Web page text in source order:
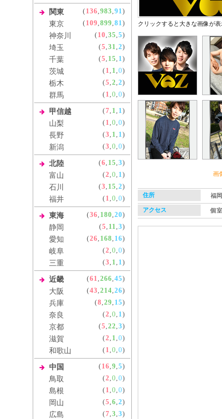
関東 ( 136,983,91)
東京 ( 109,899,81)
神奈川 ( 10,35,5)
埼玉 (5,31,2)
千葉 (5, 15, 1)
茨城 ( 1, 1,0)
栃木 (5,2,2)
群馬 ( 1,0,0)
甲信越 (7, 1, 1)
山梨 ( 1,0,0)
長野 (3, 1, 1)
新潟 (3,0,0)
北陸 (6, 15,3)
富山 (2,0, 1)
石川 (3, 15,2)
福井 ( 1,0,0)
東海 (36, 180,20)
静岡 (5, 11,3)
愛知 (26, 168, 16)
岐阜 (2,0,0)
三重 (3, 1, 1)
近畿 (61,266,45)
大阪 (43,214,26)
兵庫 (8,29, 15)
奈良 (2,0, 1)
京都 (5,22,3)
滋賀 (2, 1,0)
和歌山 ( 1,0,0)
中国 ( 16,9,5)
鳥取 (2,0,0)
島根 ( 1,0,0)
岡山 (5,6,2)
広島 (7,3,3)
クリックすると大きな画像が
画
住所 福
アクセス 個